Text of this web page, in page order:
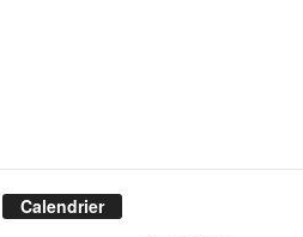
Calendrier